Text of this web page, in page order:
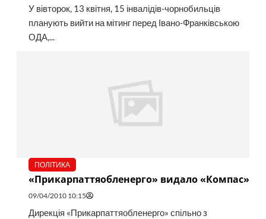
У вівторок, 13 квітня, 15 інвалідів-чорнобильців
планують вийти на мітинг перед Івано-Франківською
ОДА,...
ПОЛІТИКА
«Прикарпаттяобленерго» видало «Компас»
09/04/2010 10:15
Дирекція «Прикарпаттяобленерго» спільно з